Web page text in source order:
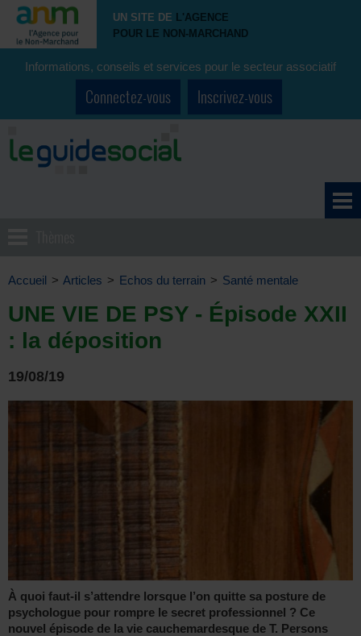
UN SITE DE L'AGENCE
POUR LE NON-MARCHAND
Informations, conseils et services pour le secteur associatif
Connectez-vous Inscrivez-vous
Accueil > Articles > Echos du terrain > Santé mentale
UNE VIE DE PSY - Épisode XXII
: la déposition
19/08/19
À quoi faut-il s’attendre lorsque l’on quitte sa posture de
psychologue pour rompre le secret professionnel ? Ce
nouvel épisode de la vie cauchemardesque de T. Persons